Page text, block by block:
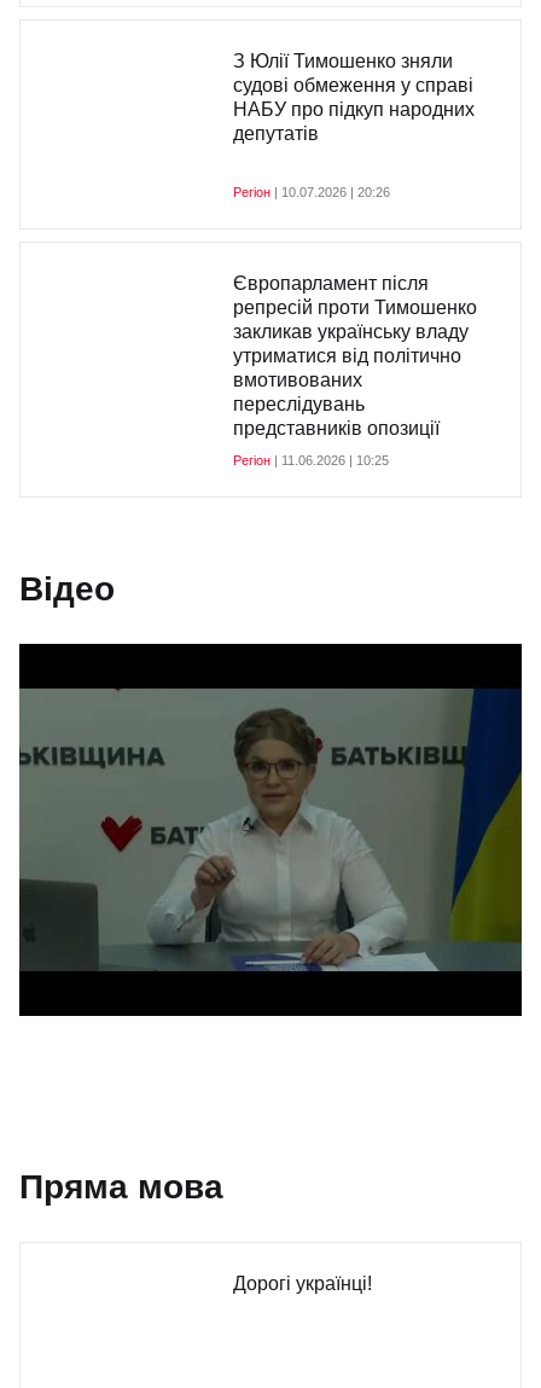
З Юлії Тимошенко зняли
судові обмеження у справі
НАБУ про підкуп народних
депутатів
Регіон | 10.07.2026 | 20:26
Європарламент після
репресій проти Тимошенко
закликав українську владу
утриматися від політично
вмотивованих
переслідувань
представників опозиції
Регіон | 11.06.2026 | 10:25
Відео
Пряма мова
Дорогі українці!